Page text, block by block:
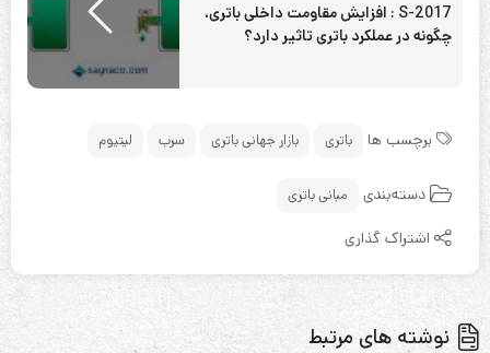
S-2017 : افزایش مقاومت داخلی باتری،
چگونه در عملکرد باتری تاثیر دارد؟
برچسب ها باتری بازار جهانی باتری سرب لیتیوم
دسته‌بندی مبانی باتری
اشتراک گذاری
نوشته های مرتبط